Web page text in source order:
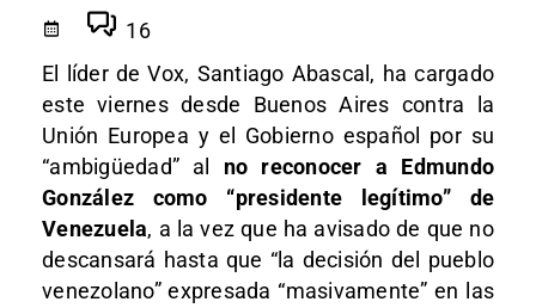
16
El líder de Vox, Santiago Abascal, ha cargado
este viernes desde Buenos Aires contra la
Unión Europea y el Gobierno español por su
“ambigüedad” al no reconocer a Edmundo
González como “presidente legítimo” de
Venezuela, a la vez que ha avisado de que no
descansará hasta que “la decisión del pueblo
venezolano” expresada “masivamente” en las